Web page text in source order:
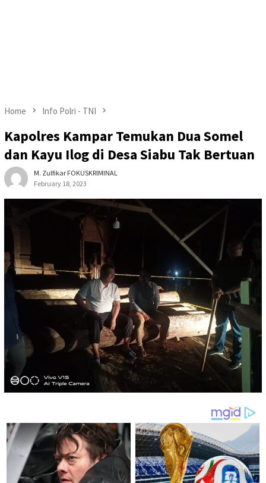
Home Info Polri - TNI
Kapolres Kampar Temukan Dua Somel
dan Kayu Ilog di Desa Siabu Tak Bertuan
M. Zulfikar FOKUSKRIMINAL
February 18, 2023